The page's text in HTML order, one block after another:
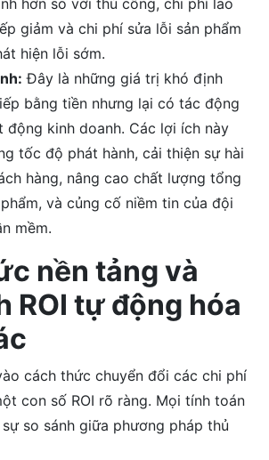
hơn so với thủ công, chi phí lao
giảm và chi phí sửa lỗi sản phẩm
hiện lỗi sớm.
Đây là những giá trị khó định
bằng tiền nhưng lại có tác động
động kinh doanh. Các lợi ích này
tốc độ phát hành, cải thiện sự hài
hàng, nâng cao chất lượng tổng
và củng cố niềm tin của đội
mềm.
nền tảng và
ROI tự động hóa
cách thức chuyển đổi các chi phí
con số ROI rõ ràng. Mọi tính toán
so sánh giữa phương pháp thủ